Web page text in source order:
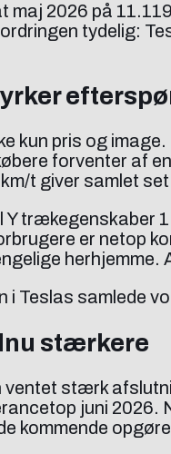
2026 på
tydelig:
kun pris og
forventer af
t giver samlet
Y trækegenskaber
er netop
herhjemme.
i Teslas samlede
stærkere
ventet stærk
juni
kommende